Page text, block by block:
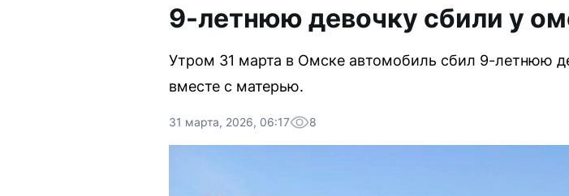
9-летнюю девочку сбили у
Утром 31 марта в Омске автомобиль сбил 9-летнюю
вместе с матерью.
31 марта, 2026, 06:17 8